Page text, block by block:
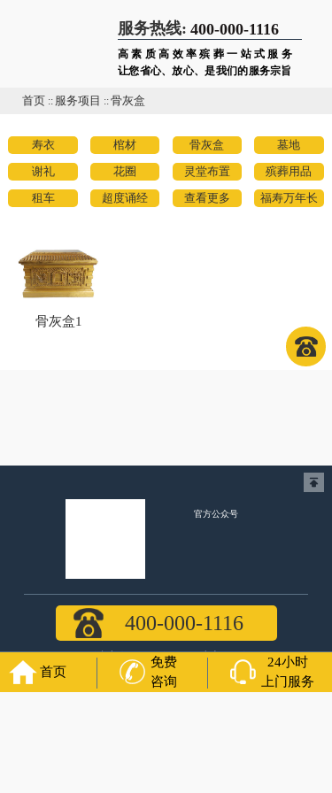
服务热线: 400-000-1116
高素质高效率殡葬一站式服务
让您省心、放心、是我们的服务宗旨
首页 :: 服务项目 ::骨灰盒
寿衣 棺材 骨灰盒 墓地
谢礼 花圈 灵堂布置 殡葬用品
租车 超度诵经 查看更多 福寿万年长
骨灰盒1
官方公众号
400-000-1116
各城市均有服务人员上门服务
24小时上门服务
首页
免费
咨询
24小时
上门服务